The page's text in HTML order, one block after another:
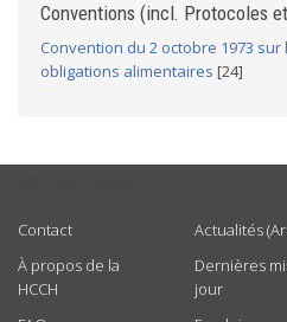
Conventions (incl. Protocoles
Convention du 2 octobre 1973
obligations alimentaires [24]
Contact
À propos de la
HCCH
Actualités
Dernières
jour